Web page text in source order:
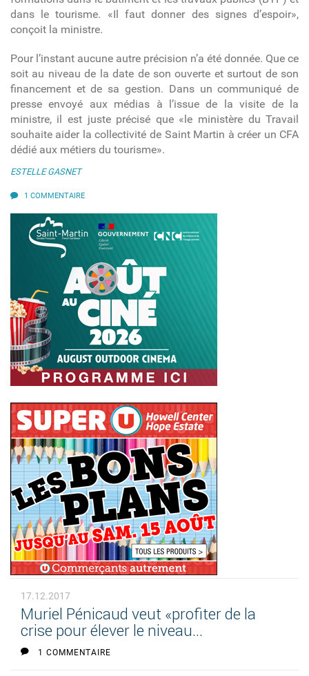
dans le tourisme. «Il faut donner des signes d’espoir»,
conçoit la ministre.
Pour l’instant aucune autre précision n’a été donnée. Que ce
soit au niveau de la date de son ouverte et surtout de son
financement et de sa gestion. Dans un communiqué de
presse envoyé aux médias à l’issue de la visite de la
ministre, il est juste précisé que «le ministère du Travail
souhaite aider la collectivité de Saint Martin à créer un CFA
dédié aux métiers du tourisme».
ESTELLE GASNET
1 COMMENTAIRE
17.12.2017
Muriel Pénicaud veut «profiter de la
crise pour élever le niveau...
1 COMMENTAIRE